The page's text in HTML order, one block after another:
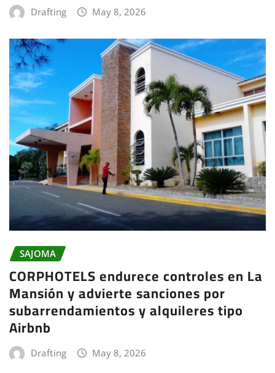
Drafting May 8, 2026
SAJOMA
CORPHOTELS endurece controles en La
Mansión y advierte sanciones por
subarrendamientos y alquileres tipo
Airbnb
Drafting May 8, 2026